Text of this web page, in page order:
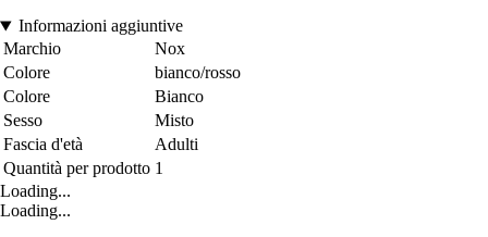
Informazioni aggiuntive
Marchio
Nox
Colore
bianco/rosso
Colore
Bianco
Sesso
Misto
Fascia d'età
Adulti
Quantità per prodotto 1
Loading...
Loading...